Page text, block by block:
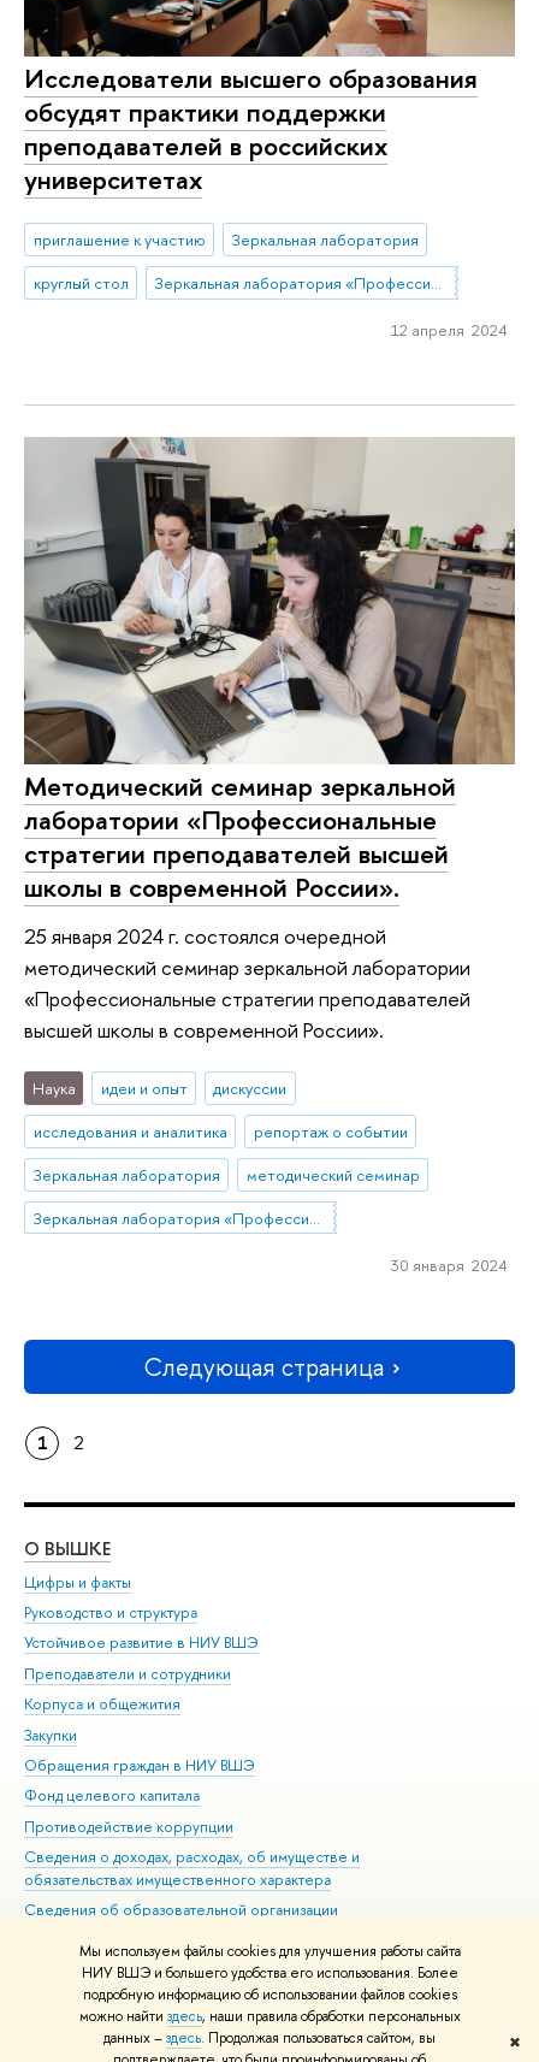
Мы используем файлы cookies для улучшения работы сайта
НИУ ВШЭ и большего удобства его использования. Более
подробную информацию об использовании файлов cookies
можно найти здесь, наши правила обработки персональных
данных –здесь. Продолжая пользоваться сайтом, вы
✖
Исследователи высшего образования
обсудят практики поддержки
преподавателей в российских
университетах
приглашение к участию
Зеркальная лаборатория
круглый стол
Зеркальная лаборатория «Профессиональные стратегии преподавателей высшей школы в современной России»
12 апреля 2024
Методический семинар зеркальной
лаборатории «Профессиональные
стратегии преподавателей высшей
школы в современной России».
25 января 2024 г. состоялся очередной
методический семинар зеркальной лаборатории
«Профессиональные стратегии преподавателей
высшей школы в современной России».
Наука идеи и опыт
дискуссии
исследования и аналитика
репортаж о событии
Зеркальная лаборатория
методический семинар
30 января 2024
Следующая страница
1 2
О ВЫШКЕ
Цифры и факты
Руководство и структура
Устойчивое развитие в НИУ ВШЭ
Преподаватели и сотрудники
Корпуса и общежития
Закупки
Обращения граждан в НИУ ВШЭ
Фонд целевого капитала
Противодействие коррупции
Сведения о доходах, расходах, об имуществе и
обязательствах имущественного характера
Сведения об образовательной организации
Людям с ограниченными возможностями здоровья
Единая платежная страница
Работа в Вышке